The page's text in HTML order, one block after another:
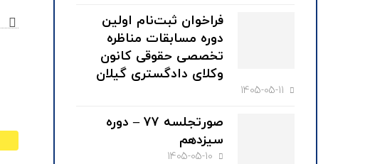
فراخوان ثبت‌نام اولین
دوره مسابقات مناظره
تخصصی حقوقی کانون
وکلای دادگستری گیلان
1405-05-11
صورتجلسه ۷۷ – دوره
سیزدهم
1405-05-10